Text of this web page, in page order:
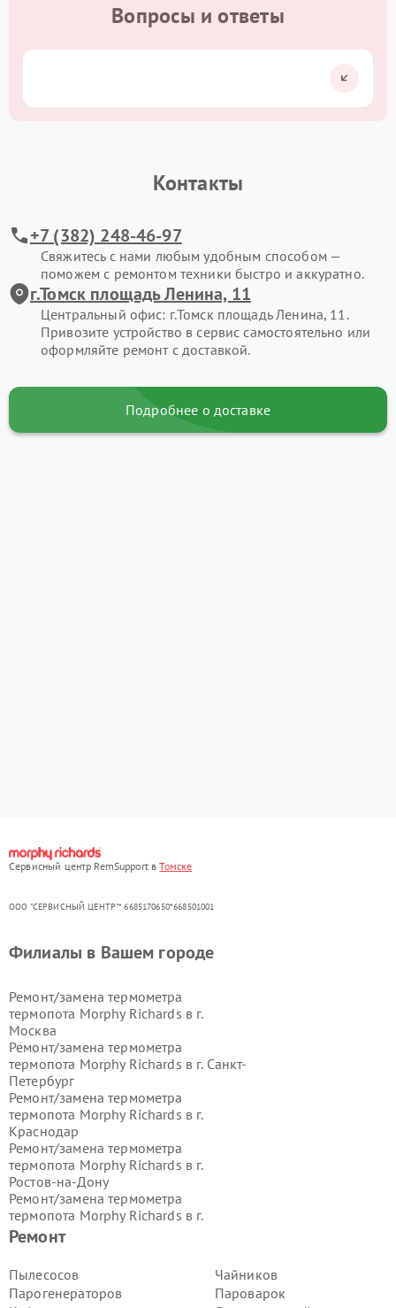
Вопросы и ответы
Контакты
+7 (382) 248-46-97
Свяжитесь с нами любым удобным способом —
поможем с ремонтом техники быстро и аккуратно.
г.Томск площадь Ленина, 11
Центральный офис: г.Томск площадь Ленина, 11.
Привозите устройство в сервис самостоятельно или
оформляйте ремонт с доставкой.
Подробнее о доставке
Сервисный центр RemSupport вТомске
ООО "СЕРВИСНЫЙ ЦЕНТР"* 6685170650*668501001
Ремонт
Пылесосов
Парогенераторов
Чайников
Пароварок
Филиалы в Вашем городе
Ремонт/замена термометра
термопота Morphy Richards в г.
Москва
Ремонт/замена термометра
термопота Morphy Richards в г. Санкт-
Петербург
Ремонт/замена термометра
термопота Morphy Richards в г.
Краснодар
Ремонт/замена термометра
термопота Morphy Richards в г.
Ростов-на-Дону
Ремонт/замена термометра
термопота Morphy Richards в г.
Нижний Новгород
Ремонт/замена термометра
Новосибирск
Ремонт/замена термометра